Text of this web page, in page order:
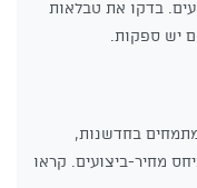
בדקו את טבלאות
יש ספקות.
בחדשנות,
מחיר-ביצועים. קראו